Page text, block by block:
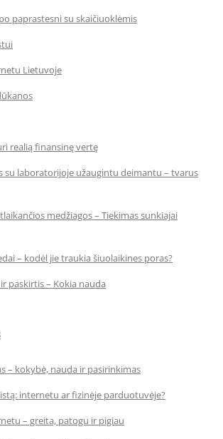
paprastesni su skaičiuoklėmis
Lietuvoje
realią finansinę vertę
su laboratorijoje užaugintu deimantu – tvarus
medžiagos – Tiekimas sunkiajai
– kodėl jie traukia šiuolaikines poras?
paskirtis – Kokia nauda
– kokybė, nauda ir pasirinkimas
internetu ar fizinėje parduotuvėje?
– greita, patogu ir pigiau